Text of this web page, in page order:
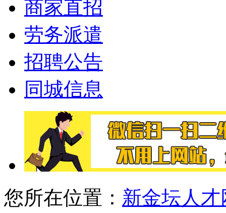
商家直招
劳务派遣
招聘公告
同城信息
您所在位置： 新金坛人才